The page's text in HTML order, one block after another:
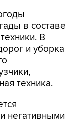
В
и уборка
техника.
до 18 м/с,